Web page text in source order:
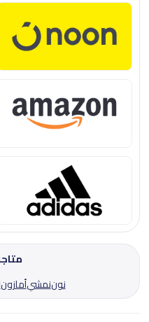
نوننمشيأمازون